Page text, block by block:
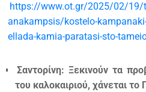
https://www.ot.gr/2025/02/19/
anakampsis/kostelo-
ellada-kamia-paratasi-sto-
Σαντορίνη: Ξεκινούν τα
του καλοκαιριού, χάνεται το